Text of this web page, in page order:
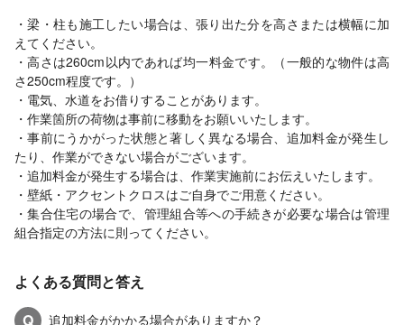
・梁・柱も施工したい場合は、張り出た分を高さまたは横幅に加
えてください。
・高さは260cm以内であれば均一料金です。（一般的な物件は高
さ250cm程度です。）
・電気、水道をお借りすることがあります。
・作業箇所の荷物は事前に移動をお願いいたします。
・事前にうかがった状態と著しく異なる場合、追加料金が発生し
たり、作業ができない場合がございます。
・追加料金が発生する場合は、作業実施前にお伝えいたします。
・壁紙・アクセントクロスはご自身でご用意ください。
・集合住宅の場合で、管理組合等への手続きが必要な場合は管理
組合指定の方法に則ってください。
よくある質問と答え
Q
追加料金がかかる場合がありますか？